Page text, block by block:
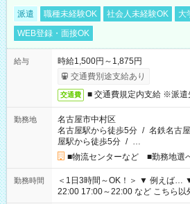
派遣 職種未経験OK 社会人未経験OK 大
WEB登録・面接OK
給与
時給1,500円～1,875円
交通費別途支給あり
交通費 ■ 交通費規定内支給 ※派遣
勤務地
名古屋市中村区
名古屋駅から徒歩5分 / 名鉄名古
屋駅から徒歩5分 / …
■物流センターなど ■勤務地選
勤務時間
＜1日3時間～OK！＞ ▼ 例えば… ▼ 15:00～18:00 15:00～
22:00 17:00～22:00 など こちら以外の時間もお気軽にご相談く